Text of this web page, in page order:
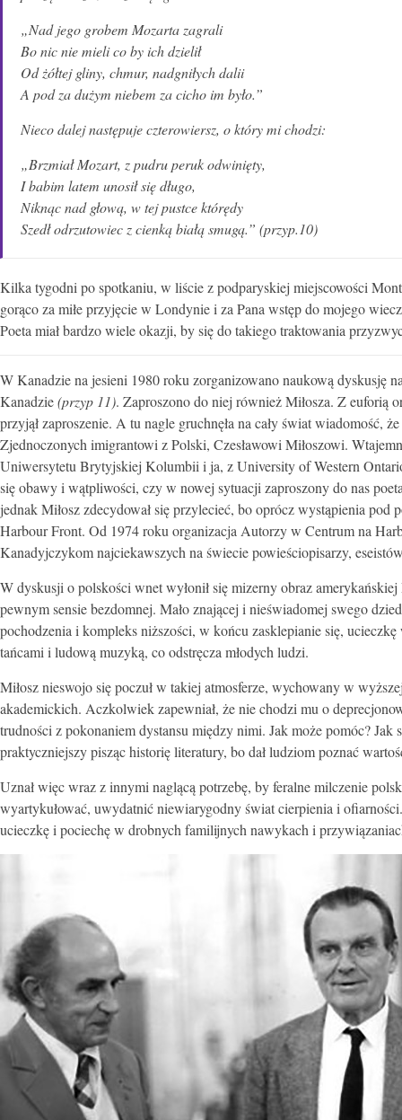
„Nad jego grobem Mozarta zagrali
Bo nic nie mieli co by ich dzielił
Od żółtej gliny, chmur, nadgniłych dalii
A pod za dużym niebem za cicho im było.”
Nieco dalej następuje czterowiersz, o który mi chodzi:
„Brzmiał Mozart, z pudru peruk odwinięty,
I babim latem unosił się długo,
Niknąc nad głową, w tej pustce którędy
Szedł odrzutowiec z cienką białą smugą.” (przyp.10)
Kilka tygodni po spotkaniu, w liście z podparyskiej miejscowości
gorąco za miłe przyjęcie w Londynie i za Pana wstęp do mojego
Poeta miał bardzo wiele okazji, by się do takiego traktowania
W Kanadzie na jesieni 1980 roku zorganizowano naukową dyskusję
Kanadzie(przyp 11). Zaproszono do niej również Miłosza. Z euforią
przyjął zaproszenie. A tu nagle gruchnęła na cały świat wiadomość,
Zjednoczonych imigrantowi z Polski, Czesławowi Miłoszowi.
Uniwersytetu Brytyjskiej Kolumbii i ja, z University of Western
się obawy i wątpliwości, czy w nowej sytuacji zaproszony do nas
jednak Miłosz zdecydował się przylecieć, bo oprócz wystąpienia
Harbour Front. Od 1974 roku organizacja Autorzy w Centrum na
Kanadyjczykom najciekawszych na świecie powieściopisarzy,
W dyskusji o polskości wnet wyłonił się mizerny obraz
pewnym sensie bezdomnej. Mało znającej i nieświadomej swego
pochodzenia i kompleks niższości, w końcu zasklepianie się,
tańcami i ludową muzyką, co odstręcza młodych ludzi.
Miłosz nieswojo się poczuł w takiej atmosferze, wychowany w
akademickich. Aczkolwiek zapewniał, że nie chodzi mu o
trudności z pokonaniem dystansu między nimi. Jak może pomóc?
praktyczniejszy pisząc historię literatury, bo dał ludziom poznać
Uznał więc wraz z innymi naglącą potrzebę, by feralne milczenie
wyartykułować, uwydatnić niewiarygodny świat cierpienia i
ucieczkę i pociechę w drobnych familijnych nawykach i